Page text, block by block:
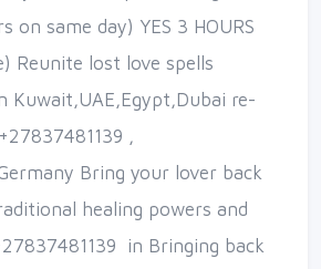
on same day) YES 3 HOURS
Reunite lost love spells
Kuwait,UAE,Egypt,Dubai re-
,
Bring your lover back
healing powers and
in Bringing back